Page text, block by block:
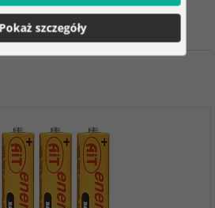
Pokaż szczegóły